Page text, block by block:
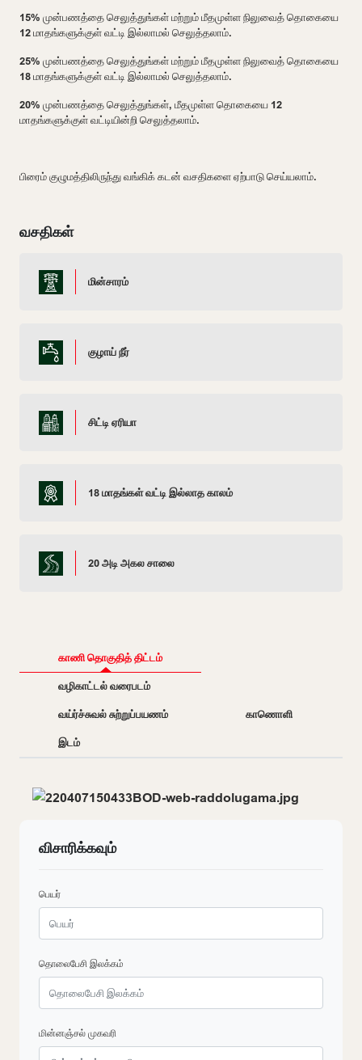
15% முன்பணத்தை செலுத்துங்கள் மற்றும் மீதமுள்ள நிலுவைத் தொகையை
12 மாதங்களுக்குள் வட்டி இல்லாமல் செலுத்தலாம்.
25% முன்பணத்தை செலுத்துங்கள் மற்றும் மீதமுள்ள நிலுவைத் தொகையை
18 மாதங்களுக்குள் வட்டி இல்லாமல் செலுத்தலாம்.
20% முன்பணத்தை செலுத்துங்கள், மீதமுள்ள தொகையை 12
மாதங்களுக்குள் வட்டியின்றி செலுத்தலாம்.
பிரைம் குழுமத்திலிருந்து வங்கிக் கடன் வசதிகளை ஏற்பாடு செய்யலாம்.
வசதிகள்
மின்சாரம்
குழாய் நீர்
சிட்டி ஏரியா
18 மாதங்கள் வட்டி இல்லாத காலம்
20 அடி அகல சாலை
காணி தொகுதித் திட்டம்
வழிகாட்டல் வரைபடம்
வய்ர்ச்சுவல் சுற்றுப்பயணம்
காணொளி
இடம்
விசாரிக்கவும்
பெயர்
தொலைபேசி இலக்கம்
மின்னஞ்சல் முகவரி